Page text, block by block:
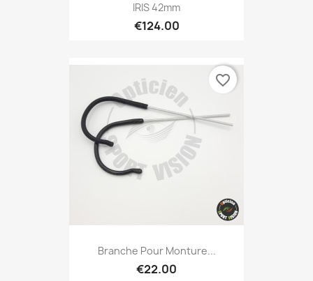
IRIS 42mm
€124.00
Branche Pour Monture...
€22.00
favorite_border